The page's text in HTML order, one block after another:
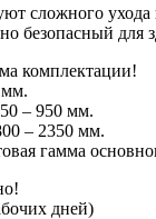
сложного
безопасный для
комплектации!
мм.
– 950 мм.
– 2350 мм.
гамма
дней)